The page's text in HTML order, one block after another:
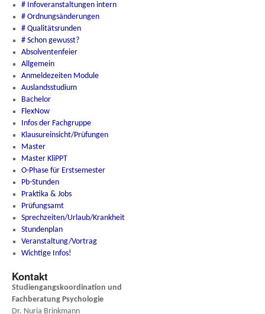
# Infoveranstaltungen intern
# Ordnungsänderungen
# Qualitätsrunden
# Schon gewusst?
Absolventenfeier
Allgemein
Anmeldezeiten Module
Auslandsstudium
Bachelor
FlexNow
Infos der Fachgruppe
Klausureinsicht/Prüfungen
Master
Master KliPPT
O-Phase für Erstsemester
Pb-Stunden
Praktika & Jobs
Prüfungsamt
Sprechzeiten/Urlaub/Krankheit
Stundenplan
Veranstaltung/Vortrag
Wichtige Infos!
Kontakt
Studiengangskoordination und
Fachberatung Psychologie
Dr. Nuria Brinkmann